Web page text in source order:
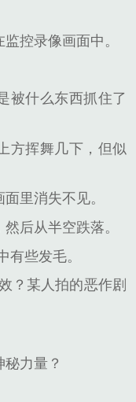
控录像画面中。
被什么东西抓住了
方挥舞几下，但似
里消失不见。
后从半空跌落。
有些发毛。
？某人拍的恶作剧
力量？